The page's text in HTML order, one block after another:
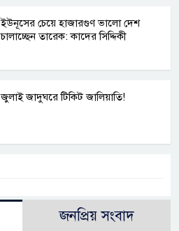
ইউনূসের চেয়ে হাজারগুণ ভালো দেশ
চালাচ্ছেন তারেক: কাদের সিদ্দিকী
জুলাই জাদুঘরে টিকিট জালিয়াতি!
জনপ্রিয় সংবাদ